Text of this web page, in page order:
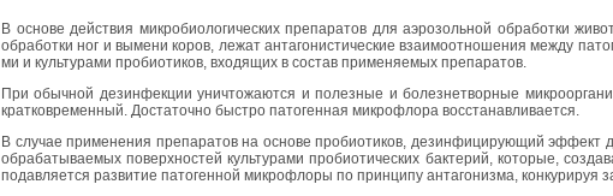
В ос­но­ве дей­ствия мик­ро­био­ло­ги­че­ских пре­па­ра­тов для аэро­золь­ной об­ра­бот­ки
об­ра­бот­ки ног и вы­ме­ни коров, лежат ан­та­го­ни­сти­че­ские вза­и­мо­от­но­ше­ния между
ми и куль­ту­ра­ми про­био­ти­ков, вхо­дя­щих в со­став при­ме­ня­е­мых пре­па­ра­тов.
При обыч­ной дез­ин­фек­ции уни­что­жа­ют­ся и по­лез­ные и бо­лез­не­твор­ные
крат­ко­вре­мен­ный. До­ста­точ­но быст­ро па­то­ген­ная мик­ро­фло­ра вос­ста­нав­ли­ва­ет­ся.
В слу­чае при­ме­не­ния пре­па­ра­тов на ос­но­ве про­био­ти­ков, дез­ин­фи­ци­ру­ю­щий эф­фект
об­ра­ба­ты­ва­е­мых по­верх­но­стей куль­ту­ра­ми про­био­ти­че­ских бак­те­рий, ко­то­рые,
по­дав­ля­ет­ся раз­ви­тие па­то­ген­ной мик­ро­фло­ры по прин­ци­пу ан­та­го­низ­ма, кон­ку­ри­руя